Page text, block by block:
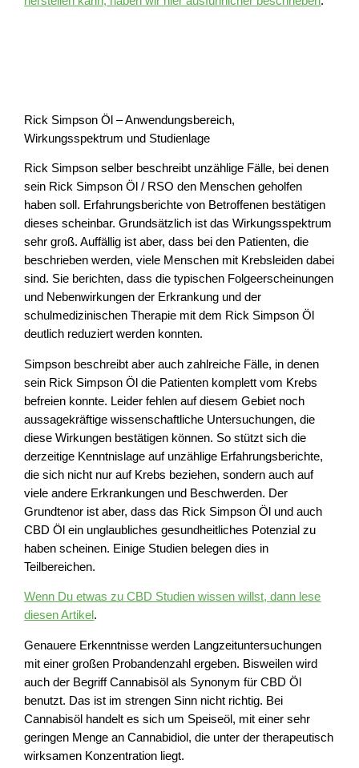
Rick Simpson Öl – Anwendungsbereich,
Wirkungsspektrum und Studienlage
Rick Simpson selber beschreibt unzählige Fälle, bei denen
sein Rick Simpson Öl / RSO den Menschen geholfen
haben soll. Erfahrungsberichte von Betroffenen bestätigen
dieses scheinbar. Grundsätzlich ist das Wirkungsspektrum
sehr groß. Auffällig ist aber, dass bei den Patienten, die
beschrieben werden, viele Menschen mit Krebsleiden dabei
sind. Sie berichten, dass die typischen Folgeerscheinungen
und Nebenwirkungen der Erkrankung und der
schulmedizinischen Therapie mit dem Rick Simpson Öl
deutlich reduziert werden konnten.
Simpson beschreibt aber auch zahlreiche Fälle, in denen
sein Rick Simpson Öl die Patienten komplett vom Krebs
befreien konnte. Leider fehlen auf diesem Gebiet noch
aussagekräftige wissenschaftliche Untersuchungen, die
diese Wirkungen bestätigen können. So stützt sich die
derzeitige Kenntnislage auf unzählige Erfahrungsberichte,
die sich nicht nur auf Krebs beziehen, sondern auch auf
viele andere Erkrankungen und Beschwerden. Der
Grundtenor ist aber, dass das Rick Simpson Öl und auch
CBD Öl ein unglaubliches gesundheitliches Potenzial zu
haben scheinen. Einige Studien belegen dies in
Teilbereichen.
Wenn Du etwas zu CBD Studien wissen willst, dann lese
diesen Artikel .
Genauere Erkenntnisse werden Langzeituntersuchungen
mit einer großen Probandenzahl ergeben. Bisweilen wird
auch der Begriff Cannabisöl als Synonym für CBD Öl
benutzt. Das ist im strengen Sinn nicht richtig. Bei
Cannabisöl handelt es sich um Speiseöl, mit einer sehr
geringen Menge an Cannabidiol, die unter der therapeutisch
wirksamen Konzentration liegt.